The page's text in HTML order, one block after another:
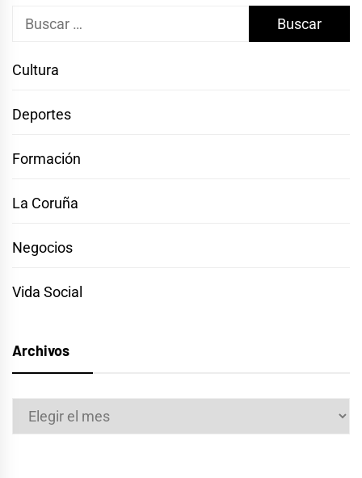
Buscar:
Cultura
Deportes
Formación
La Coruña
Negocios
Vida Social
Archivos
Archivos